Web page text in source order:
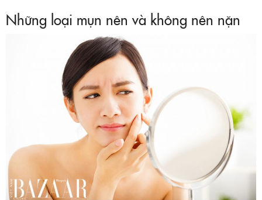
Những loại mụn nên và không nên nặn